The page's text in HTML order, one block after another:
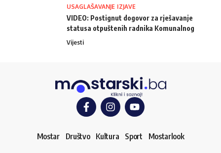
USAGLAŠAVANJE IZJAVE
VIDEO: Postignut dogovor za rješavanje
statusa otpuštenih radnika Komunalnog
Vijesti
Mostar Društvo Kultura Sport Mostarlook